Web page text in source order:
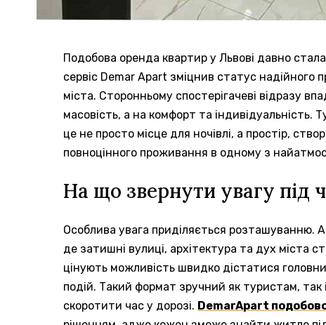
Подобова оренда квартир у Львові давно
сервіс Demar Apart зміцнив статус надійного
міста. Сторонньому спостерігачеві відразу
масовість, а на комфорт та індивідуальність.
це не просто місце для ночівлі, а простір,
повноцінного проживання в одному з
На що звернути увагу під
Особлива увага приділяється розташуванню.
де затишні вулиці, архітектура та дух міста
цінують можливість швидко дістатися
подій. Такий формат зручний як туристам,
скоротити час у дорозі. DemarApart